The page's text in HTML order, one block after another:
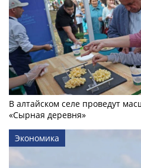
В алтайском селе проведут
«Сырная деревня»
Экономика